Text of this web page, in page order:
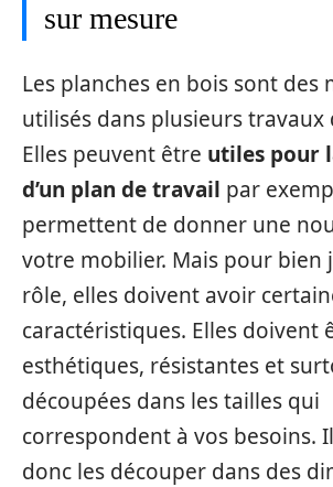
sur mesure
Les planches en bois sont des
utilisés dans plusieurs travaux
Elles peuvent être utiles pour
d’un plan de travail par
permettent de donner une
votre mobilier. Mais pour bien
rôle, elles doivent avoir
caractéristiques. Elles doivent
esthétiques, résistantes et
découpées dans les tailles qui
correspondent à vos besoins.
donc les découper dans des